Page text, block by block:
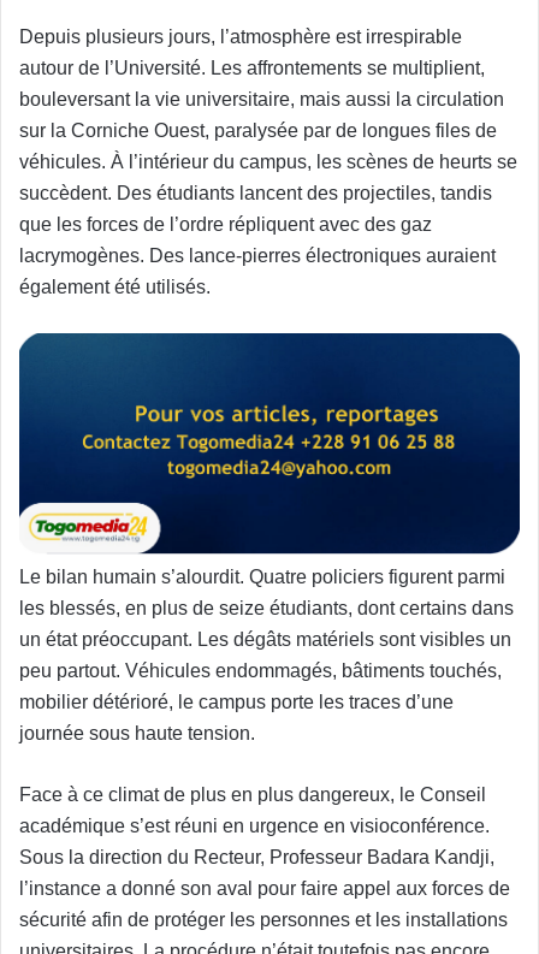
Depuis plusieurs jours, l’atmosphère est irrespirable
autour de l’Université. Les affrontements se multiplient,
bouleversant la vie universitaire, mais aussi la circulation
sur la Corniche Ouest, paralysée par de longues files de
véhicules. À l’intérieur du campus, les scènes de heurts se
succèdent. Des étudiants lancent des projectiles, tandis
que les forces de l’ordre répliquent avec des gaz
lacrymogènes. Des lance-pierres électroniques auraient
également été utilisés.
Le bilan humain s’alourdit. Quatre policiers figurent parmi
les blessés, en plus de seize étudiants, dont certains dans
un état préoccupant. Les dégâts matériels sont visibles un
peu partout. Véhicules endommagés, bâtiments touchés,
mobilier détérioré, le campus porte les traces d’une
journée sous haute tension.
Face à ce climat de plus en plus dangereux, le Conseil
académique s’est réuni en urgence en visioconférence.
Sous la direction du Recteur, Professeur Badara Kandji,
l’instance a donné son aval pour faire appel aux forces de
sécurité afin de protéger les personnes et les installations